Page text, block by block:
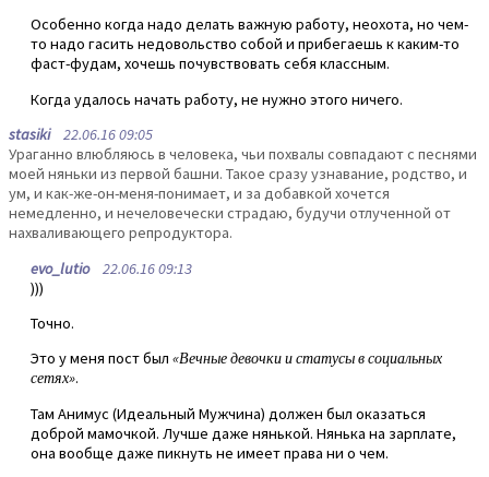
Особенно когда надо делать важную работу, неохота, но чем-
то надо гасить недовольство собой и прибегаешь к каким-то
фаст-фудам, хочешь почувствовать себя классным.
Когда удалось начать работу, не нужно этого ничего.
stasiki22.06.16 09:05
Ураганно влюбляюсь в человека, чьи похвалы совпадают с песнями
моей няньки из первой башни. Такое сразу узнавание, родство, и
ум, и как-же-он-меня-понимает, и за добавкой хочется
немедленно, и нечеловечески страдаю, будучи отлученной от
нахваливающего репродуктора.
evo_lutio22.06.16 09:13
)))
Точно.
Это у меня пост был «Вечные девочки и статусы в социальных
сетях».
Там Анимус (Идеальный Мужчина) должен был оказаться
доброй мамочкой. Лучше даже нянькой. Нянька на зарплате,
она вообще даже пикнуть не имеет права ни о чем.